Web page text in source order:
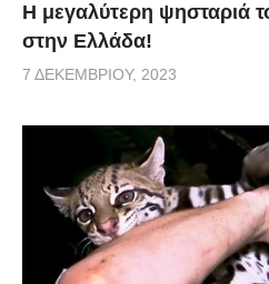
Η μεγαλύτερη ψησταριά
στην Ελλάδα!
7 ΔΕΚΕΜΒΡΊΟΥ, 2023